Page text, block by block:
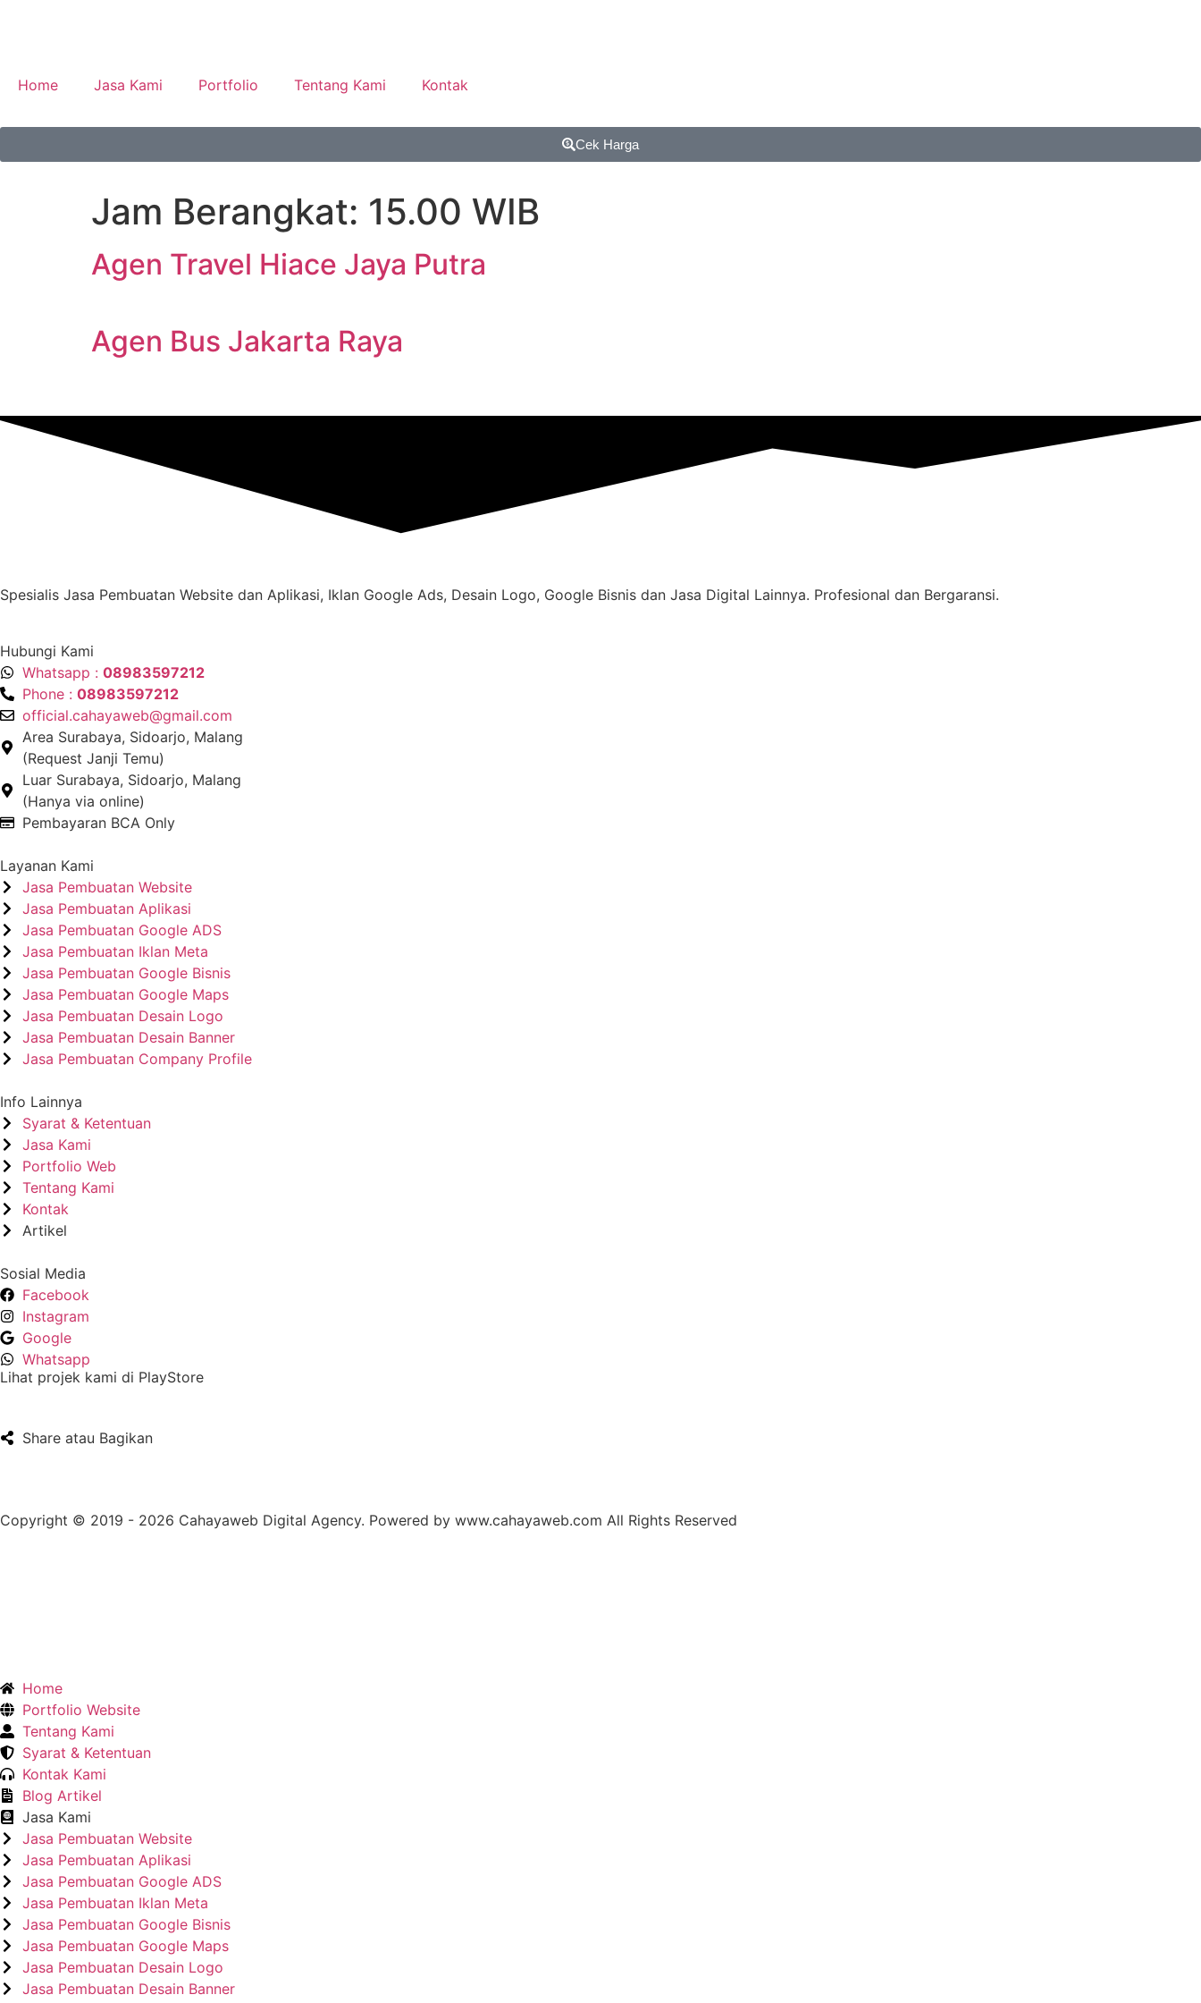
Home Jasa Kami Portfolio Tentang Kami Kontak
Cek Harga
Jam Berangkat: 15.00 WIB
Agen Travel Hiace Jaya Putra
Agen Bus Jakarta Raya
Spesialis Jasa Pembuatan Website dan Aplikasi, Iklan Google Ads, Desain Logo, Google Bisnis dan Jasa Digital Lainnya. Profesional dan Bergaransi.
Hubungi Kami
Whatsapp : 08983597212
Phone : 08983597212
official.cahayaweb@gmail.com
Area Surabaya, Sidoarjo, Malang
(Request Janji Temu)
Luar Surabaya, Sidoarjo, Malang
(Hanya via online)
Pembayaran BCA Only
Layanan Kami
Jasa Pembuatan Website
Jasa Pembuatan Aplikasi
Jasa Pembuatan Google ADS
Jasa Pembuatan Iklan Meta
Jasa Pembuatan Google Bisnis
Jasa Pembuatan Google Maps
Jasa Pembuatan Desain Logo
Jasa Pembuatan Desain Banner
Jasa Pembuatan Company Profile
Info Lainnya
Syarat & Ketentuan
Jasa Kami
Portfolio Web
Tentang Kami
Kontak
Artikel
Sosial Media
Facebook
Instagram
Google
Whatsapp
Lihat projek kami di PlayStore
Share atau Bagikan
Copyright © 2019 - 2026 Cahayaweb Digital Agency. Powered by www.cahayaweb.com All Rights Reserved
Home
Portfolio Website
Tentang Kami
Syarat & Ketentuan
Kontak Kami
Blog Artikel
Jasa Kami
Jasa Pembuatan Website
Jasa Pembuatan Aplikasi
Jasa Pembuatan Google ADS
Jasa Pembuatan Iklan Meta
Jasa Pembuatan Google Bisnis
Jasa Pembuatan Google Maps
Jasa Pembuatan Desain Logo
Jasa Pembuatan Desain Banner